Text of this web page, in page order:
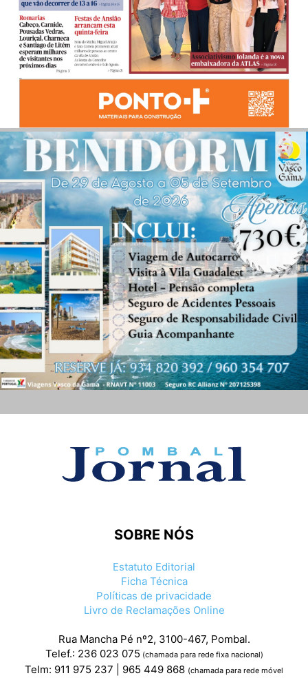
SOBRE NÓS
Estatuto Editorial
Ficha Técnica
Políticas de privacidade
Livro de Reclamações Online
Rua Mancha Pé nº2, 3100-467, Pombal.
Telef.: 236 023 075 (chamada para rede fixa nacional)
Telm: 911 975 237 | 965 449 868 (chamada para rede móvel